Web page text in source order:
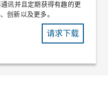
讯并且定期获得有趣的更
创新以及更多。
请求下载